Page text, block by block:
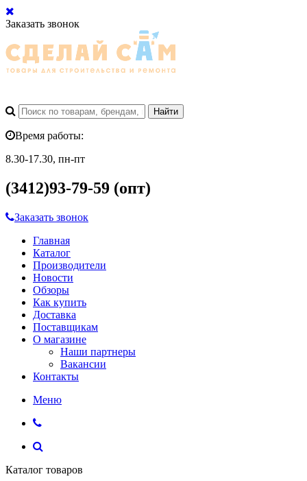
Заказать звонок
Время работы:
8.30-17.30, пн-пт
(3412)93-79-59 (опт)
Заказать звонок
Главная
Каталог
Производители
Новости
Обзоры
Как купить
Доставка
Поставщикам
О магазине
Наши партнеры
Вакансии
Контакты
Меню
Каталог товаров